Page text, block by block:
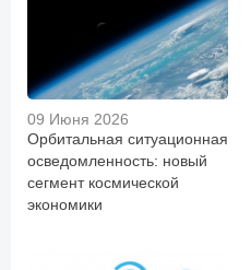
09 Июня 2026
Орбитальная ситуационная
осведомленность: новый
сегмент космической
экономики